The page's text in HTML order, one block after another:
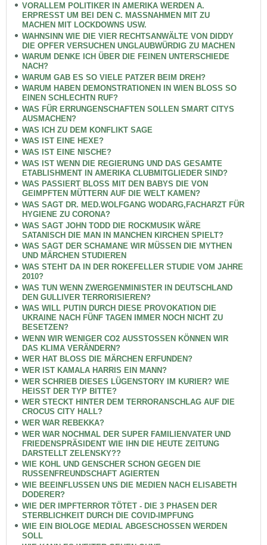
VORALLEM POLITIKER IN AMERIKA WERDEN A.
ERPRESST UM BEI DEN C. MASSNAHMEN MIT ZU
MACHEN MIT LOCKDOWNS USW.
WAHNSINN WIE DIE VIER RECHTSANWÄLTE VON DIDDY
DIE OPFER VERSUCHEN UNGLAUBWÜRDIG ZU MACHEN
WARUM DENKE ICH ÜBER DIE FEINEN UNTERSCHIEDE
NACH?
WARUM GAB ES SO VIELE PATZER BEIM DREH?
WARUM HABEN DEMONSTRATIONEN IN WIEN BLOSS SO
EINEN SCHLECHTN RUF?
WAS FÜR ERRUNGENSCHAFTEN SOLLEN SMART CITYS
AUSMACHEN?
WAS ICH ZU DEM KONFLIKT SAGE
WAS IST EINE HEXE?
WAS IST EINE NISCHE?
WAS IST WENN DIE REGIERUNG UND DAS GESAMTE
ETABLISHMENT IN AMERIKA CLUBMITGLIEDER SIND?
WAS PASSIERT BLOSS MIT DEN BABYS DIE VON
GEIMPFTEN MÜTTERN AUF DIE WELT KAMEN?
WAS SAGT DR. MED.WOLFGANG WODARG,FACHARZT FÜR
HYGIENE ZU CORONA?
WAS SAGT JOHN TODD DIE ROCKMUSIK WÄRE
SATANISCH DIE MAN IN MANCHEN KIRCHEN SPIELT?
WAS SAGT DER SCHAMANE WIR MÜSSEN DIE MYTHEN
UND MÄRCHEN STUDIEREN
WAS STEHT DA IN DER ROKEFELLER STUDIE VOM JAHRE
2010?
WAS TUN WENN ZWERGENMINISTER IN DEUTSCHLAND
DEN GULLIVER TERRORISIEREN?
WAS WILL PUTIN DURCH DIESE PROVOKATION DIE
UKRAINE NACH FÜNF TAGEN IMMER NOCH NICHT ZU
BESETZEN?
WENN WIR WENIGER CO2 AUSSTOSSEN KÖNNEN WIR
DAS KLIMA VERÄNDERN?
WER HAT BLOSS DIE MÄRCHEN ERFUNDEN?
WER IST KAMALA HARRIS EIN MANN?
WER SCHRIEB DIESES LÜGENSTORY IM KURIER? WIE
HEISST DER TYP BITTE?
WER STECKT HINTER DEM TERRORANSCHLAG AUF DIE
CROCUS CITY HALL?
WER WAR REBEKKA?
WER WAR NOCHMAL DER SUPER FAMILIENVATER UND
FRIEDENSPRÄSIDENT WIE IHN DIE HEUTE ZEITUNG
DARSTELLT ZELENSKY??
WIE KOHL UND GENSCHER SCHON GEGEN DIE
RUSSENFREUNDSCHAFT AGIERTEN
WIE BEEINFLUSSEN UNS DIE MEDIEN NACH ELISABETH
DODERER?
WIE DER IMPFTERROR TÖTET - DIE 3 PHASEN DER
STERBLICHKEIT DURCH DIE COVID-IMPFUNG
WIE EIN BIOLOGE MEDIAL ABGESCHOSSEN WERDEN
SOLL